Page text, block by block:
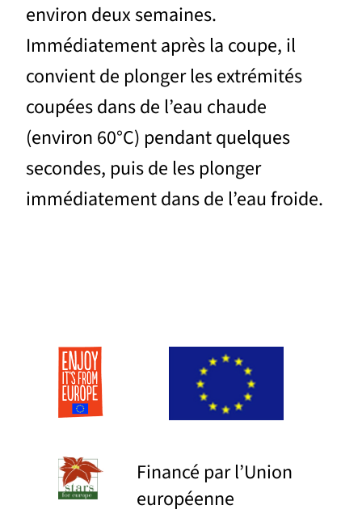
environ deux semaines.
Immédiatement après la coupe, il
convient de plonger les extrémités
coupées dans de l’eau chaude
(environ 60°C) pendant quelques
secondes, puis de les plonger
immédiatement dans de l’eau froide.
Financé par l’Union
européenne